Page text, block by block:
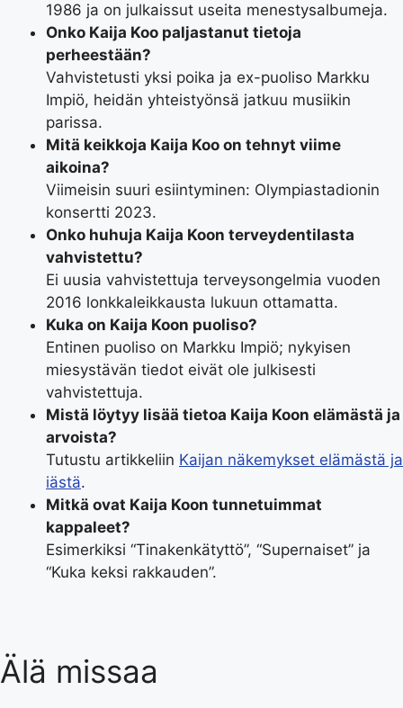
1986 ja on julkaissut useita menestysalbumeja.
Onko Kaija Koo paljastanut tietoja
perheestään?
Vahvistetusti yksi poika ja ex-puoliso Markku
Impiö, heidän yhteistyönsä jatkuu musiikin
parissa.
Mitä keikkoja Kaija Koo on tehnyt viime
aikoina?
Viimeisin suuri esiintyminen: Olympiastadionin
konsertti 2023.
Onko huhuja Kaija Koon terveydentilasta
vahvistettu?
Ei uusia vahvistettuja terveysongelmia vuoden
2016 lonkkaleikkausta lukuun ottamatta.
Kuka on Kaija Koon puoliso?
Entinen puoliso on Markku Impiö; nykyisen
miesystävän tiedot eivät ole julkisesti
vahvistettuja.
Mistä löytyy lisää tietoa Kaija Koon elämästä ja
arvoista?
Tutustu artikkeliin Kaijan näkemykset elämästä ja
iästä.
Mitkä ovat Kaija Koon tunnetuimmat
kappaleet?
Esimerkiksi “Tinakenkätyttö”, “Supernaiset” ja
“Kuka keksi rakkauden”.
Älä missaa